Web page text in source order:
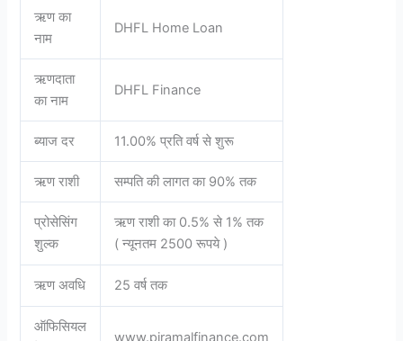
ऋण का
नाम
DHFL Home Loan
ऋणदाता
का नाम
DHFL Finance
ब्याज दर 11.00% प्रति वर्ष से शुरू
ऋण राशी सम्पति की लागत का 90% तक
प्रोसेसिंग
शुल्क
ऋण राशी का 0.5% से 1% तक
( न्यूनतम 2500 रूपये )
ऋण अवधि 25 वर्ष तक
ऑफिसियल
www.piramalfinance.com